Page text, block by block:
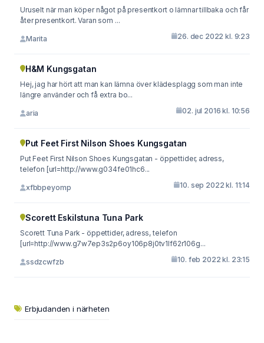
Uruselt när man köper något på presentkort o lämnar tillbaka och får
åter presentkort. Varan som ...
Marita 26. dec 2022 kl. 9:23
H&M Kungsgatan
Hej, jag har hört att man kan lämna över klädesplagg som man inte
längre använder och få extra bo...
aria 02. jul 2016 kl. 10:56
Put Feet First Nilson Shoes Kungsgatan
Put Feet First Nilson Shoes Kungsgatan - öppettider, adress,
telefon [url=http://www.g034fe01hc6...
xfbbpeyomp 10. sep 2022 kl. 11:14
Scorett Eskilstuna Tuna Park
Scorett Tuna Park - öppettider, adress, telefon
[url=http://www.g7w7ep3s2p6oy106p8j0tv1lf62r106g...
ssdzcwfzb 10. feb 2022 kl. 23:15
Erbjudanden i närheten